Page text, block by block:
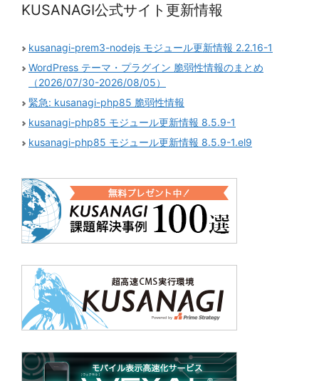
KUSANAGI公式サイト更新情報
kusanagi-prem3-nodejs モジュール更新情報 2.2.16-1
WordPress テーマ・プラグイン 脆弱性情報のまとめ
（2026/07/30-2026/08/05）
緊急: kusanagi-php85 脆弱性情報
kusanagi-php85 モジュール更新情報 8.5.9-1
kusanagi-php85 モジュール更新情報 8.5.9-1.el9